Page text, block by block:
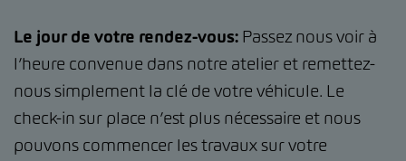
Le jour de votre rendez-vous: Passez nous voir à
l’heure convenue dans notre atelier et remettez-
nous simplement la clé de votre véhicule. Le
check-in sur place n’est plus nécessaire et nous
pouvons commencer les travaux sur votre